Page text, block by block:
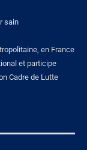
sain
en France
et participe
Cadre de Lutte